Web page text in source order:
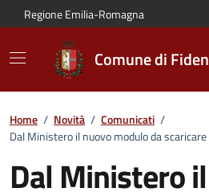
Vai al contenuto principale
Vai alla navigazione del sito
Vai al piede di pagina
Regione Emilia-Romagna
Comune di
Home / Novità / Comunicati /
Dal Ministero il nuovo modulo da
Dal Ministero